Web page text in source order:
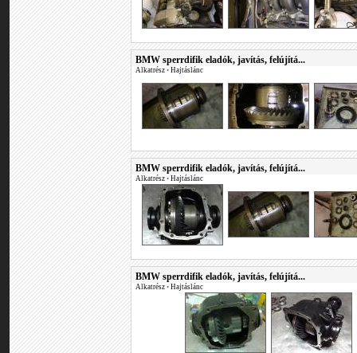
BMW sperrdifik eladók, javítás, felújítá...
Alkatrész • Hajtáslánc
BMW sperrdifik eladók, javítás, felújítá...
Alkatrész • Hajtáslánc
BMW sperrdifik eladók, javítás, felújítá...
Alkatrész • Hajtáslánc